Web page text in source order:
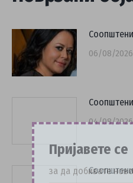
06/08/2026
04/08/2026
Пријавете се
за да добивате